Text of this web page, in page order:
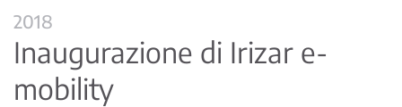
2018
Inaugurazione di Irizar e-
mobility